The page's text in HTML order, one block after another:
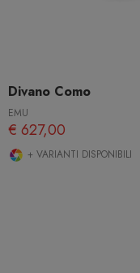
Divano Como
EMU
€ 627,00
+ VARIANTI DISPONIBILI